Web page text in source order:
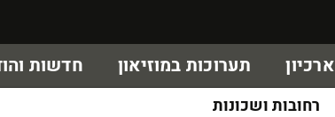
רחובות ושכונות
ארכיון תערוכות במוזיאון חדשות